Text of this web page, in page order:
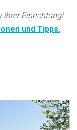
Ihrer Einrichtung!
und Tipps.